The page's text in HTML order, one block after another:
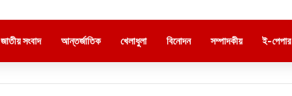
জাতীয় সংবাদ আন্তর্জাতিক খেলাধুলা বিনোদন সম্পাদকীয় ই-পেপার